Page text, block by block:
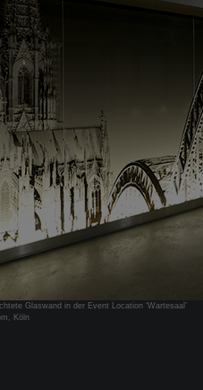
Glaswand in der Event Location ‘Wartesaal’
Köln